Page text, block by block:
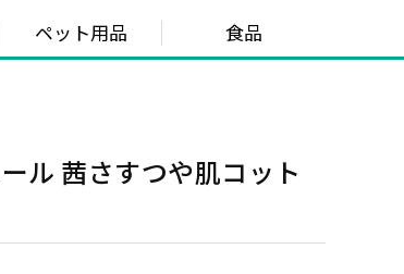
ペット用品 食品
ル 茜さすつや肌コット